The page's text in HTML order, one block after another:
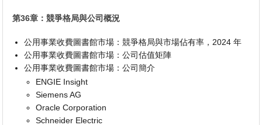
第36章：競爭格局與公司概況
公用事業收費圖書館市場：競爭格局與市場佔有率，2024 年
公用事業收費圖書館市場：公司估值矩陣
公用事業收費圖書館市場：公司簡介
ENGIE Insight
Siemens AG
Oracle Corporation
Schneider Electric